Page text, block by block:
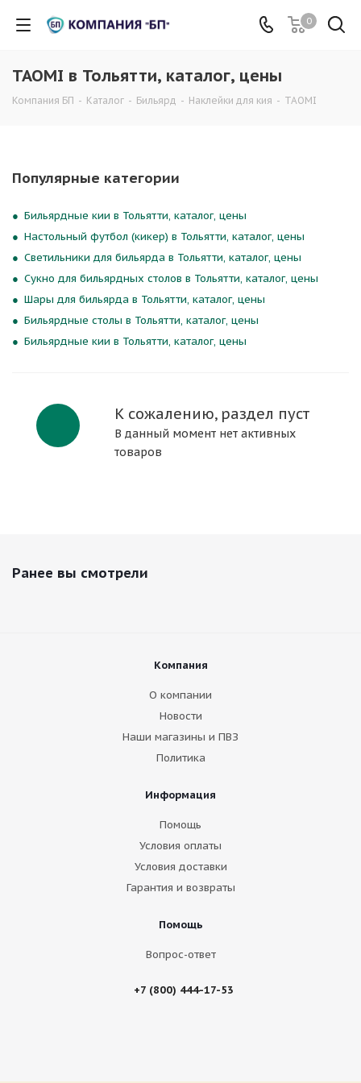
0
TAOMI в Тольятти, каталог, цены
Компания БП - Каталог - Бильярд - Наклейки для кия - TAOMI
Популярные категории
Бильярдные кии в Тольятти, каталог, цены
Настольный футбол (кикер) в Тольятти, каталог, цены
Светильники для бильярда в Тольятти, каталог, цены
Сукно для бильярдных столов в Тольятти, каталог, цены
Шары для бильярда в Тольятти, каталог, цены
Бильярдные столы в Тольятти, каталог, цены
Бильярдные кии в Тольятти, каталог, цены
К сожалению, раздел пуст
В данный момент нет активных
товаров
Ранее вы смотрели
Компания
О компании
Новости
Наши магазины и ПВЗ
Политика
Информация
Помощь
Условия оплаты
Условия доставки
Гарантия и возвраты
Помощь
Вопрос-ответ
+7 (800) 444-17-53